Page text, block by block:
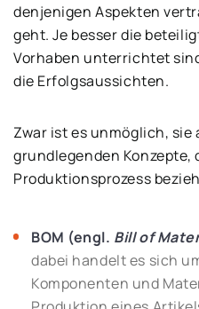
denjenigen Aspekten
geht. Je besser die
Vorhaben unterrichtet
die Erfolgsaussichten.
Zwar ist es unmöglich,
grundlegenden Konzepte,
Produktionsprozess
BOM (engl. Bill of
dabei handelt es sich
Komponenten und